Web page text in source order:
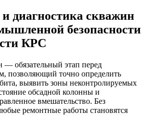
диагностика скважин
безопасности
КРС
— обязательный этап перед
позволяющий точно определить
выявить зоны неконтролируемых
обсадной колонны и
вмешательство. Без
ремонтные работы становятся